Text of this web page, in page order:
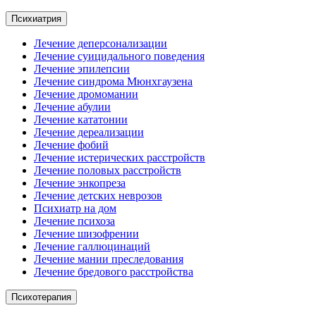
Психиатрия
Лечение деперсонализации
Лечение суицидального поведения
Лечение эпилепсии
Лечение синдрома Мюнхгаузена
Лечение дромомании
Лечение абулии
Лечение кататонии
Лечение дереализации
Лечение фобий
Лечение истерических расстройств
Лечение половых расстройств
Лечение энкопреза
Лечение детских неврозов
Психиатр на дом
Лечение психоза
Лечение шизофрении
Лечение галлюцинаций
Лечение мании преследования
Лечение бредового расстройства
Психотерапия